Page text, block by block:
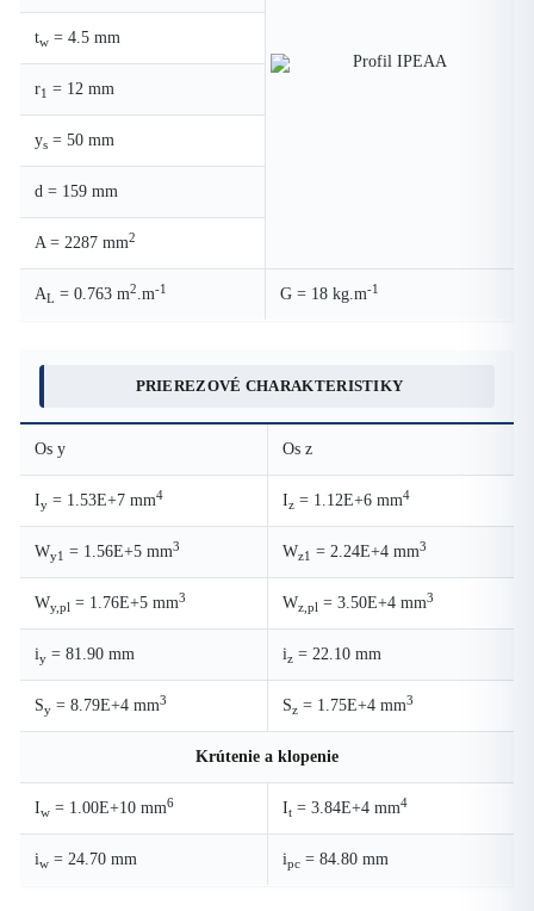
tw = 4.5 mm
r1 = 12 mm
ys = 50 mm
d = 159 mm
A = 2287 mm2
AL = 0.763 m2.m-1 G = 18 kg.m-1
PRIEREZOVÉ CHARAKTERISTIKY
Os y Os z
Iy = 1.53E+7 mm4 Iz = 1.12E+6 mm4
Wy1 = 1.56E+5 mm3 Wz1 = 2.24E+4 mm3
Wy,pl = 1.76E+5 mm3 Wz,pl = 3.50E+4 mm3
iy = 81.90 mm iz = 22.10 mm
Sy = 8.79E+4 mm3 Sz = 1.75E+4 mm3
Krútenie a klopenie
Iw = 1.00E+10 mm6 It = 3.84E+4 mm4
iw = 24.70 mm ipc = 84.80 mm